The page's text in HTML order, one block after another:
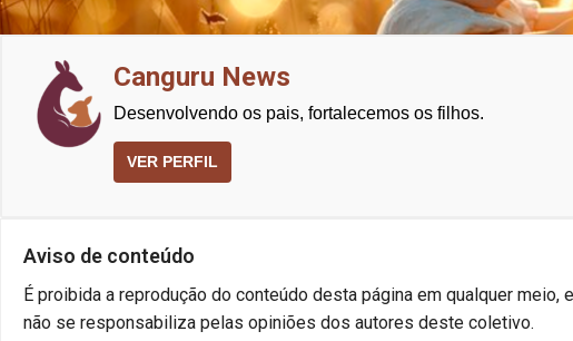
Canguru News
Desenvolvendo os pais, fortalecemos os filhos.
VER PERFIL
Aviso de conteúdo
É proibida a reprodução do conteúdo desta página em qualquer
não se responsabiliza pelas opiniões dos autores deste coletivo.